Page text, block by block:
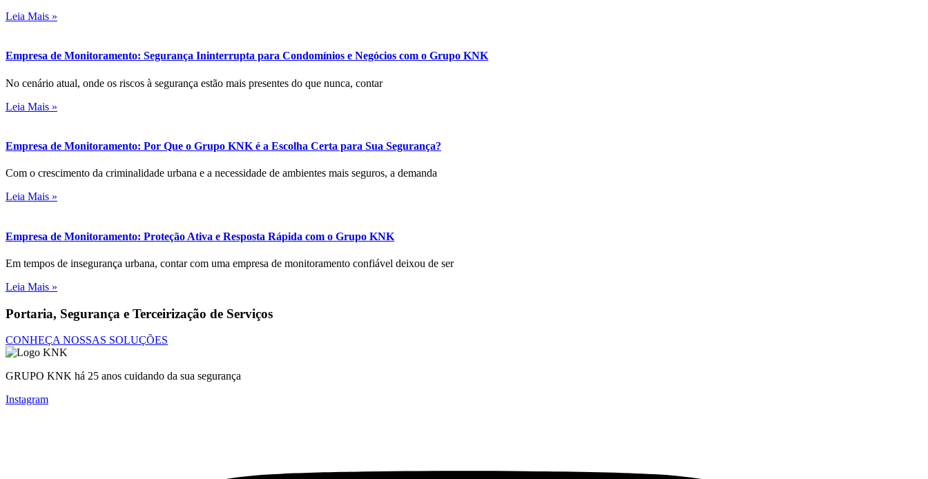
Leia Mais »
Empresa de Monitoramento: Segurança Ininterrupta para Condomínios e Negócios com o Grupo KNK
No cenário atual, onde os riscos à segurança estão mais presentes do que nunca, contar
Leia Mais »
Empresa de Monitoramento: Por Que o Grupo KNK é a Escolha Certa para Sua Segurança?
Com o crescimento da criminalidade urbana e a necessidade de ambientes mais seguros, a demanda
Leia Mais »
Empresa de Monitoramento: Proteção Ativa e Resposta Rápida com o Grupo KNK
Em tempos de insegurança urbana, contar com uma empresa de monitoramento confiável deixou de ser
Leia Mais »
Portaria, Segurança e Terceirização de Serviços
CONHEÇA NOSSAS SOLUÇÕES
GRUPO KNK há 25 anos cuidando da sua segurança
Instagram